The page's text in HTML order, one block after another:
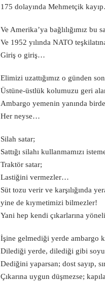
175 dolayında Mehmetçik
Ve Amerika’ya bağlılığımız
Ve 1952 yılında NATO
Giriş o giriş…
Elimizi uzattığımız o günden
Üstüne-üstlük kolumuzu geri
Ambargo yemenin yanında birde
Her neyse…
Silah satar;
Sattığı silahı kullanmamızı
Traktör satar;
Lastiğini vermezler…
Süt tozu verir ve karşılığında
yine de kıymetimizi bilmezler!
Yani hep kendi çıkarlarına
İşine gelmediği yerde ambargo
Dilediği yerde, dilediği gibi
Dediğini yaparsan; dost sayıp,
Çıkarına uygun düşmezse;